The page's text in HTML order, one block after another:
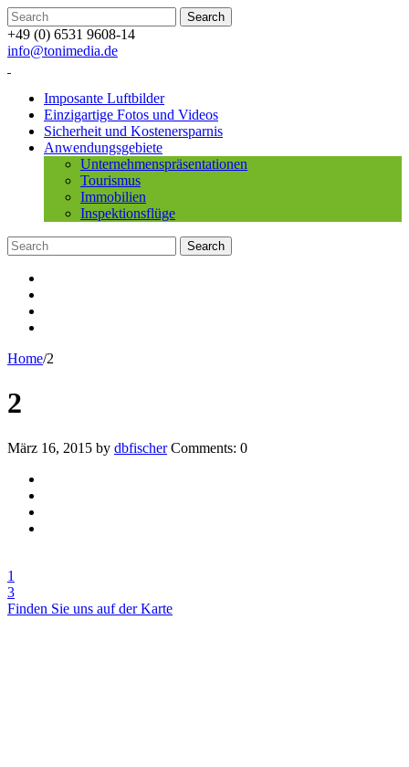
+49 (0) 6531 9608-14
info@tonimedia.de
Imposante Luftbilder
Einzigartige Fotos und Videos
Sicherheit und Kostenersparnis
Anwendungsgebiete
Unternehmenspräsentationen
Tourismus
Immobilien
Inspektionsflüge
Home/2
2
März 16, 2015 by dbfischer Comments: 0
1
3
Finden Sie uns auf der Karte